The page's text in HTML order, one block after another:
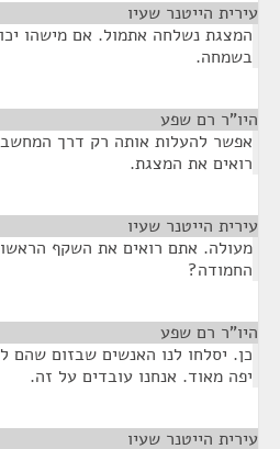
עירית הייטנר שעיו
המצגת נשלחה אתמול. אם מישהו
בשמחה.
היו"ר רם שפע
אפשר להעלות אותה רק דרך המחשב
רואים את המצגת.
עירית הייטנר שעיו
מעולה. אתם רואים את השקף
החמודה?
היו"ר רם שפע
כן. יסלחו לנו האנשים שבזום שהם
יפה מאוד. אנחנו עובדים על זה.
עירית הייטנר שעיו